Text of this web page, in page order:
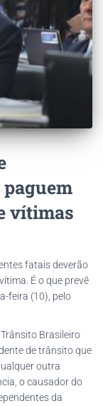
vítimas
fatais deverão
É o que prevê
feira (10), pelo
Brasileiro
de trânsito que
outra
o causador do
da